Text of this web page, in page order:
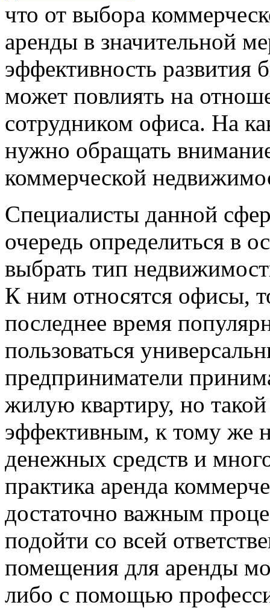
что от выбора
аренды в значительной
эффективность развития
может повлиять на
сотрудником офиса. На
нужно обращать
коммерческой
Специалисты данной
очередь определиться в
выбрать тип
К ним относятся офисы,
последнее время
пользоваться
предприниматели
жилую квартиру, но такой
эффективным, к тому же
денежных средств и
практика аренда
достаточно важным
подойти со всей
помещения для аренды
либо с помощью